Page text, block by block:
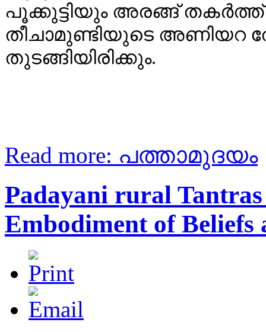
പൂക്കുട്ടിയും അരങ്ങ് തകർത്ത്
തീചാമുണ്ടിയുടെ അണിയറ
തുടങ്ങിയിരിക്കും.
Read more: പത്താമുദയം
Padayani rural
Embodiment of